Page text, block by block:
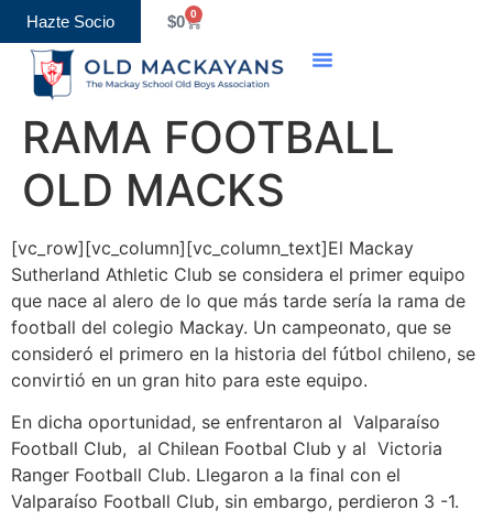
Hazte Socio $0 0
RAMA FOOTBALL
OLD MACKS
[vc_row][vc_column][vc_column_text]El Mackay
Sutherland Athletic Club se considera el primer equipo
que nace al alero de lo que más tarde sería la rama de
football del colegio Mackay. Un campeonato, que se
consideró el primero en la historia del fútbol chileno, se
convirtió en un gran hito para este equipo.
En dicha oportunidad, se enfrentaron al Valparaíso
Football Club, al Chilean Footbal Club y al Victoria
Ranger Football Club. Llegaron a la final con el
Valparaíso Football Club, sin embargo, perdieron 3 -1.